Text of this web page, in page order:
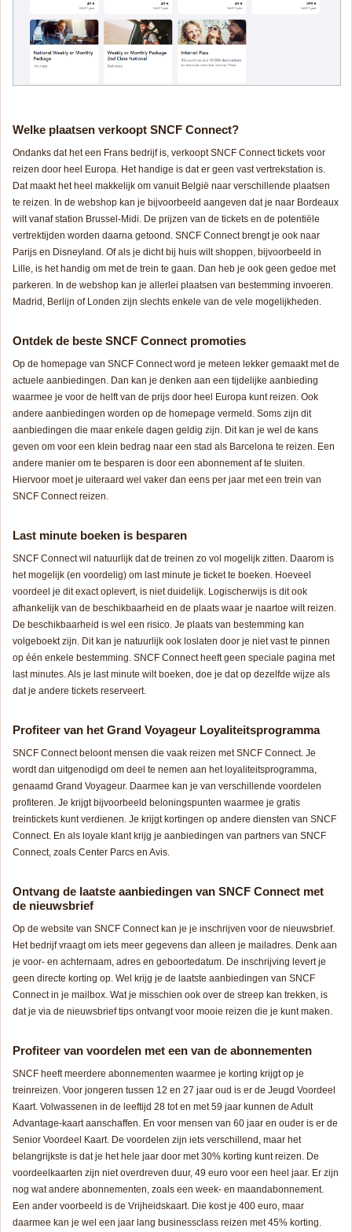
Welke plaatsen verkoopt SNCF Connect?
Ondanks dat het een Frans bedrijf is, verkoopt SNCF Connect tickets voor
reizen door heel Europa. Het handige is dat er geen vast vertrekstation is.
Dat maakt het heel makkelijk om vanuit België naar verschillende plaatsen
te reizen. In de webshop kan je bijvoorbeeld aangeven dat je naar Bordeaux
wilt vanaf station Brussel-Midi. De prijzen van de tickets en de potentiële
vertrektijden worden daarna getoond. SNCF Connect brengt je ook naar
Parijs en Disneyland. Of als je dicht bij huis wilt shoppen, bijvoorbeeld in
Lille, is het handig om met de trein te gaan. Dan heb je ook geen gedoe met
parkeren. In de webshop kan je allerlei plaatsen van bestemming invoeren.
Madrid, Berlijn of Londen zijn slechts enkele van de vele mogelijkheden.
Ontdek de beste SNCF Connect promoties
Op de homepage van SNCF Connect word je meteen lekker gemaakt met de
actuele aanbiedingen. Dan kan je denken aan een tijdelijke aanbieding
waarmee je voor de helft van de prijs door heel Europa kunt reizen. Ook
andere aanbiedingen worden op de homepage vermeld. Soms zijn dit
aanbiedingen die maar enkele dagen geldig zijn. Dit kan je wel de kans
geven om voor een klein bedrag naar een stad als Barcelona te reizen. Een
andere manier om te besparen is door een abonnement af te sluiten.
Hiervoor moet je uiteraard wel vaker dan eens per jaar met een trein van
SNCF Connect reizen.
Last minute boeken is besparen
SNCF Connect wil natuurlijk dat de treinen zo vol mogelijk zitten. Daarom is
het mogelijk (en voordelig) om last minute je ticket te boeken. Hoeveel
voordeel je dit exact oplevert, is niet duidelijk. Logischerwijs is dit ook
afhankelijk van de beschikbaarheid en de plaats waar je naartoe wilt reizen.
De beschikbaarheid is wel een risico. Je plaats van bestemming kan
volgeboekt zijn. Dit kan je natuurlijk ook loslaten door je niet vast te pinnen
op één enkele bestemming. SNCF Connect heeft geen speciale pagina met
last minutes. Als je last minute wilt boeken, doe je dat op dezelfde wijze als
dat je andere tickets reserveert.
Profiteer van het Grand Voyageur Loyaliteitsprogramma
SNCF Connect beloont mensen die vaak reizen met SNCF Connect. Je
wordt dan uitgenodigd om deel te nemen aan het loyaliteitsprogramma,
genaamd Grand Voyageur. Daarmee kan je van verschillende voordelen
profiteren. Je krijgt bijvoorbeeld beloningspunten waarmee je gratis
treintickets kunt verdienen. Je krijgt kortingen op andere diensten van SNCF
Connect. En als loyale klant krijg je aanbiedingen van partners van SNCF
Connect, zoals Center Parcs en Avis.
Ontvang de laatste aanbiedingen van SNCF Connect met
de nieuwsbrief
Op de website van SNCF Connect kan je je inschrijven voor de nieuwsbrief.
Het bedrijf vraagt om iets meer gegevens dan alleen je mailadres. Denk aan
je voor- en achternaam, adres en geboortedatum. De inschrijving levert je
geen directe korting op. Wel krijg je de laatste aanbiedingen van SNCF
Connect in je mailbox. Wat je misschien ook over de streep kan trekken, is
dat je via de nieuwsbrief tips ontvangt voor mooie reizen die je kunt maken.
Profiteer van voordelen met een van de abonnementen
SNCF heeft meerdere abonnementen waarmee je korting krijgt op je
treinreizen. Voor jongeren tussen 12 en 27 jaar oud is er de Jeugd Voordeel
Kaart. Volwassenen in de leeftijd 28 tot en met 59 jaar kunnen de Adult
Advantage-kaart aanschaffen. En voor mensen van 60 jaar en ouder is er de
Senior Voordeel Kaart. De voordelen zijn iets verschillend, maar het
belangrijkste is dat je het hele jaar door met 30% korting kunt reizen. De
voordeelkaarten zijn niet overdreven duur, 49 euro voor een heel jaar. Er zijn
nog wat andere abonnementen, zoals een week- en maandabonnement.
Een ander voorbeeld is de Vrijheidskaart. Die kost je 400 euro, maar
daarmee kan je wel een jaar lang businessclass reizen met 45% korting.